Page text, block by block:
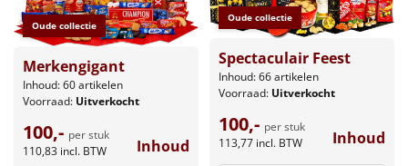
Oude collectie
Merkengigant
Inhoud: 60 artikelen
Voorraad: Uitverkocht
100,- per stuk
110,83 incl. BTW Inhoud
Oude collectie
Spectaculair Feest
Inhoud: 66 artikelen
Voorraad: Uitverkocht
100,- per stuk
113,77 incl. BTW Inhoud